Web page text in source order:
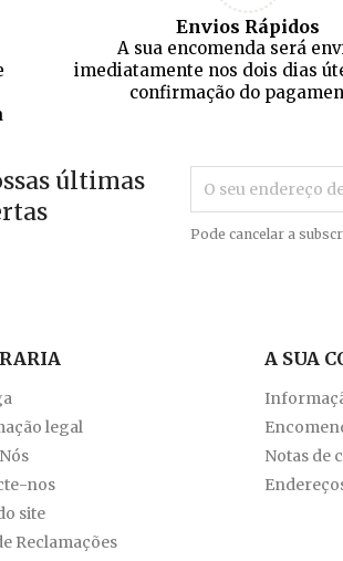
Envios Rápidos
A sua encomenda será
imediatamente nos dois dias
confirmação do
últimas
Pode cancelar a
legal
nos
site
Reclamações
A SUA
Notas de